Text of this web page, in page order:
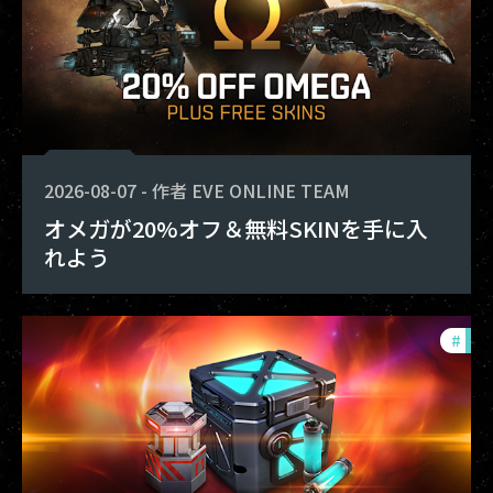
2026-08-07 - 作者 EVE ONLINE TEAM
オメガが20%オフ＆無料SKINを手に入
れよう
#